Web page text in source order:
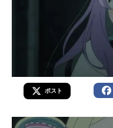
ポスト